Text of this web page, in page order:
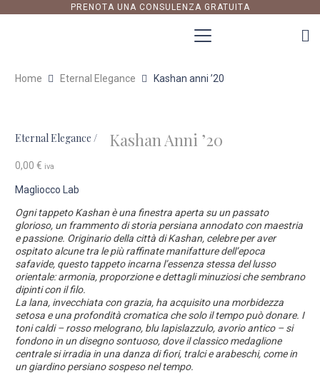
PRENOTA UNA CONSULENZA GRATUITA
Home Eternal Elegance Kashan anni ’20
Eternal Elegance / Kashan Anni ’20
0,00 € iva
Magliocco Lab
Ogni tappeto Kashan è una finestra aperta su un passato
glorioso, un frammento di storia persiana annodato con maestria
e passione. Originario della città di Kashan, celebre per aver
ospitato alcune tra le più raffinate manifatture dell’epoca
safavide, questo tappeto incarna l’essenza stessa del lusso
orientale: armonia, proporzione e dettagli minuziosi che sembrano
dipinti con il filo.
La lana, invecchiata con grazia, ha acquisito una morbidezza
setosa e una profondità cromatica che solo il tempo può donare. I
toni caldi – rosso melograno, blu lapislazzulo, avorio antico – si
fondono in un disegno sontuoso, dove il classico medaglione
centrale si irradia in una danza di fiori, tralci e arabeschi, come in
un giardino persiano sospeso nel tempo.